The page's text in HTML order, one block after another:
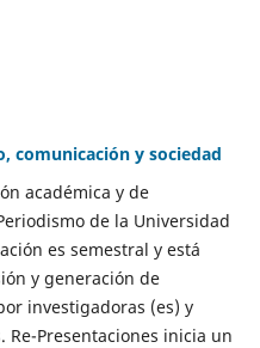
comunicación y sociedad
académica y de
de la Universidad
es semestral y está
y generación de
investigadoras (es) y
Presentaciones inicia un